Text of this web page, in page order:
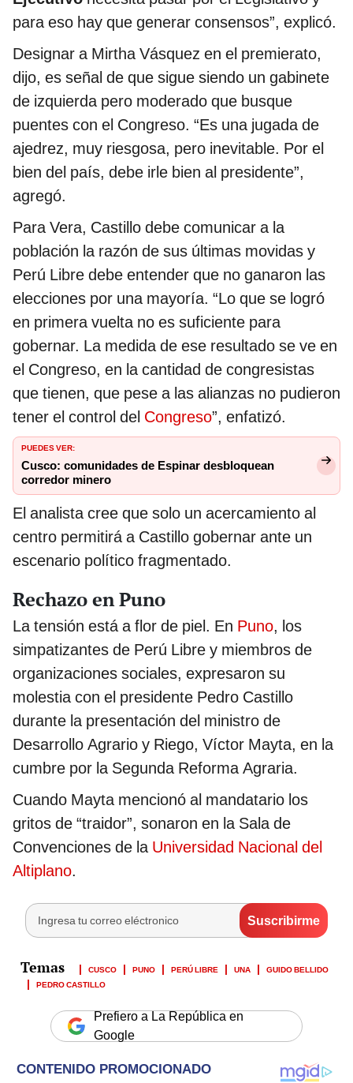
para eso hay que generar consensos”, explicó.
Designar a Mirtha Vásquez en el premierato,
dijo, es señal de que sigue siendo un gabinete
de izquierda pero moderado que busque
puentes con el Congreso. “Es una jugada de
ajedrez, muy riesgosa, pero inevitable. Por el
bien del país, debe irle bien al presidente”,
agregó.
Para Vera, Castillo debe comunicar a la
población la razón de sus últimas movidas y
Perú Libre debe entender que no ganaron las
elecciones por una mayoría. “Lo que se logró
en primera vuelta no es suficiente para
gobernar. La medida de ese resultado se ve en
el Congreso, en la cantidad de congresistas
que tienen, que pese a las alianzas no pudieron
tener el control del Congreso”, enfatizó.
PUEDES VER:
Cusco: comunidades de Espinar desbloquean
corredor minero
El analista cree que solo un acercamiento al
centro permitirá a Castillo gobernar ante un
escenario político fragmentado.
Rechazo en Puno
La tensión está a flor de piel. En Puno, los
simpatizantes de Perú Libre y miembros de
organizaciones sociales, expresaron su
molestia con el presidente Pedro Castillo
durante la presentación del ministro de
Desarrollo Agrario y Riego, Víctor Mayta, en la
cumbre por la Segunda Reforma Agraria.
Cuando Mayta mencionó al mandatario los
gritos de “traidor”, sonaron en la Sala de
Convenciones de la Universidad Nacional del
Altiplano.
CUSCO PUNO PERÚ LIBRE UNA
GUIDO BELLIDO
PEDRO CASTILLO
Prefiero a La República en
Google